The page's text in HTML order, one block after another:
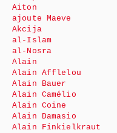
Aiton
ajoute Maeve
Akcija
al-Islam
al-Nosra
Alain
Alain Afflelou
Alain Bauer
Alain Camélio
Alain Coine
Alain Damasio
Alain Finkielkraut